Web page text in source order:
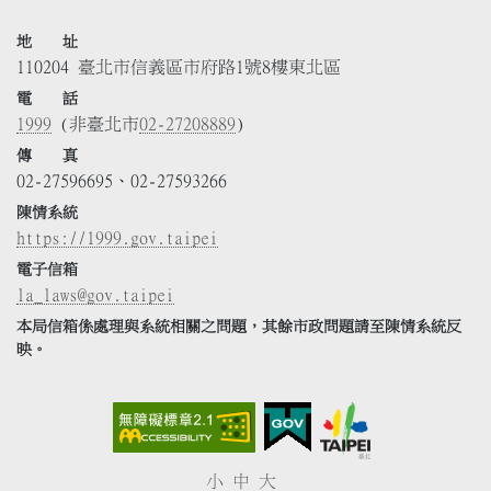
地 址
110204 臺北市信義區市府路1號8樓東北區
電 話
1999 (非臺北市02-27208889)
傳 真
02-27596695、02-27593266
陳情系統
https://1999.gov.taipei
電子信箱
la_laws@gov.taipei
本局信箱係處理與系統相關之問題，其餘市政問題請至陳情系統反
映。
小 中 大